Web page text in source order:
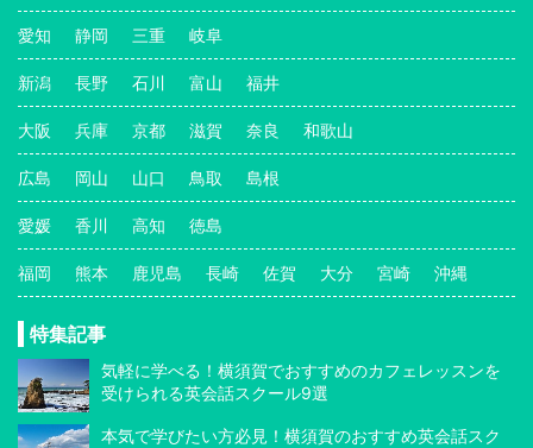
愛知 静岡 三重 岐阜
新潟 長野 石川 富山 福井
大阪 兵庫 京都 滋賀 奈良 和歌山
広島 岡山 山口 鳥取 島根
愛媛 香川 高知 徳島
福岡 熊本 鹿児島 長崎 佐賀 大分 宮崎 沖縄
特集記事
気軽に学べる！横須賀でおすすめのカフェレッスンを
受けられる英会話スクール9選
本気で学びたい方必見！横須賀のおすすめ英会話スク